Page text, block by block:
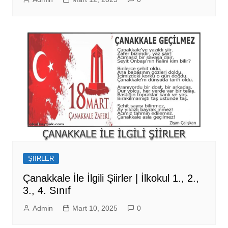
ŞİİRLER
Çanakkale İle İlgili Şiirler | İlkokul 1., 2.,
3., 4. Sınıf
Admin Mart 10, 2025 0